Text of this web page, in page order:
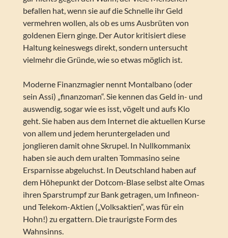
befallen hat, wenn sie auf die Schnelle ihr Geld
vermehren wollen, als ob es ums Ausbrüten von
goldenen Eiern ginge. Der Autor kritisiert diese
Haltung keineswegs direkt, sondern untersucht
vielmehr die Gründe, wie so etwas möglich ist.
Moderne Finanzmagier nennt Montalbano (oder
sein Assi) „finanzoman“. Sie kennen das Geld in- und
auswendig, sogar wie es isst, vögelt und aufs Klo
geht. Sie haben aus dem Internet die aktuellen Kurse
von allem und jedem heruntergeladen und
jonglieren damit ohne Skrupel. In Nullkommanix
haben sie auch dem uralten Tommasino seine
Ersparnisse abgeluchst. In Deutschland haben auf
dem Höhepunkt der Dotcom-Blase selbst alte Omas
ihren Sparstrumpf zur Bank getragen, um Infineon-
und Telekom-Aktien („Volksaktien“, was für ein
Hohn!) zu ergattern. Die traurigste Form des
Wahnsinns.